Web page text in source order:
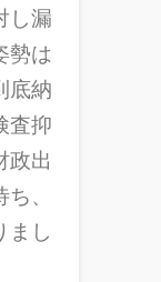
し漏
勢は
底納
査抑
政出
、
まし